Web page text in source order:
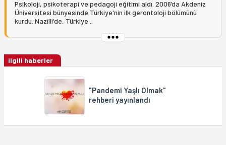
Psikoloji, psikoterapi ve pedagoji eğitimi aldı. 2006’da Akdeniz
Üniversitesi bünyesinde Türkiye'nin ilk gerontoloji bölümünü
kurdu. Nazilli'de, Türkiye...
ilgili haberler
"Pandemi Yaşlı Olmak"
rehberi yayınlandı